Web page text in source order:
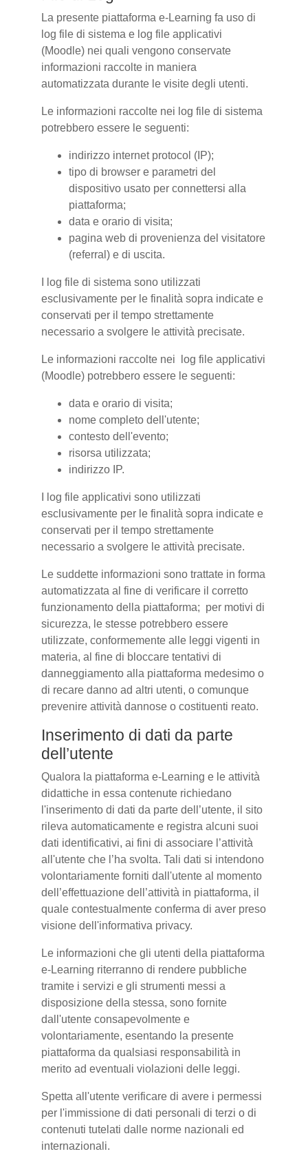
La presente piattaforma e-Learning fa uso di
log file di sistema e log file applicativi
(Moodle) nei quali vengono conservate
informazioni raccolte in maniera
automatizzata durante le visite degli utenti.
Le informazioni raccolte nei log file di sistema
potrebbero essere le seguenti:
indirizzo internet protocol (IP);
tipo di browser e parametri del
dispositivo usato per connettersi alla
piattaforma;
data e orario di visita;
pagina web di provenienza del visitatore
(referral) e di uscita.
I log file di sistema sono utilizzati
esclusivamente per le finalità sopra indicate e
conservati per il tempo strettamente
necessario a svolgere le attività precisate.
Le informazioni raccolte nei log file applicativi
(Moodle) potrebbero essere le seguenti:
data e orario di visita;
nome completo dell'utente;
contesto dell'evento;
risorsa utilizzata;
indirizzo IP.
I log file applicativi sono utilizzati
esclusivamente per le finalità sopra indicate e
conservati per il tempo strettamente
necessario a svolgere le attività precisate.
Le suddette informazioni sono trattate in forma
automatizzata al fine di verificare il corretto
funzionamento della piattaforma; per motivi di
sicurezza, le stesse potrebbero essere
utilizzate, conformemente alle leggi vigenti in
materia, al fine di bloccare tentativi di
danneggiamento alla piattaforma medesimo o
di recare danno ad altri utenti, o comunque
prevenire attività dannose o costituenti reato.
Inserimento di dati da parte
dell’utente
Qualora la piattaforma e-Learning e le attività
didattiche in essa contenute richiedano
l'inserimento di dati da parte dell’utente, il sito
rileva automaticamente e registra alcuni suoi
dati identificativi, ai fini di associare l’attività
all'utente che l’ha svolta. Tali dati si intendono
volontariamente forniti dall'utente al momento
dell’effettuazione dell’attività in piattaforma, il
quale contestualmente conferma di aver preso
visione dell'informativa privacy.
Le informazioni che gli utenti della piattaforma
e-Learning riterranno di rendere pubbliche
tramite i servizi e gli strumenti messi a
disposizione della stessa, sono fornite
dall'utente consapevolmente e
volontariamente, esentando la presente
piattaforma da qualsiasi responsabilità in
merito ad eventuali violazioni delle leggi.
Spetta all'utente verificare di avere i permessi
per l'immissione di dati personali di terzi o di
contenuti tutelati dalle norme nazionali ed
internazionali.